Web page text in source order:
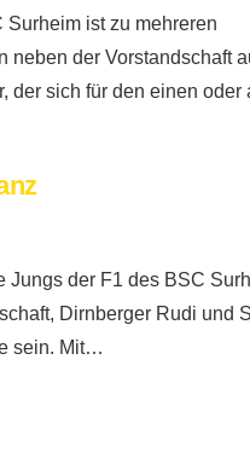
Surheim ist zu mehreren
neben der Vorstandschaft
der sich für den einen
Jungs der F1 des BSC
Dirnberger Rudi und
sein. Mit…